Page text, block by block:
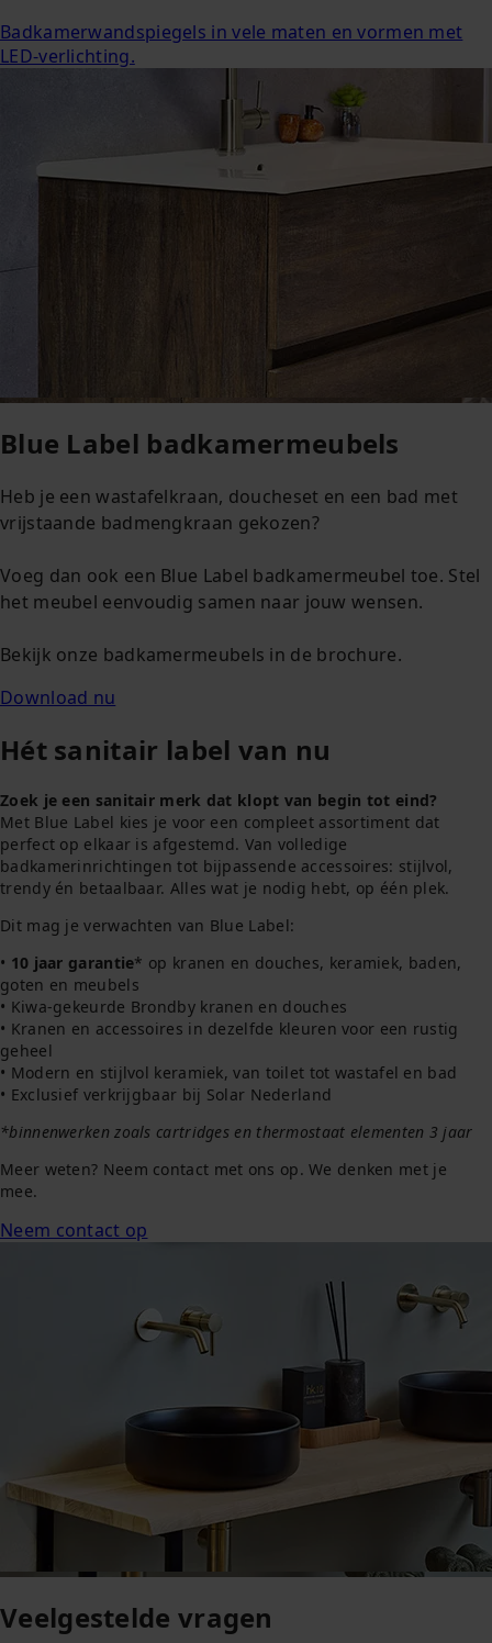
Badkamerwandspiegels in vele maten en vormen met
LED-verlichting.
Blue Label badkamermeubels
Heb je een wastafelkraan, doucheset en een bad met
vrijstaande badmengkraan gekozen?
Voeg dan ook een Blue Label badkamermeubel toe. Stel
het meubel eenvoudig samen naar jouw wensen.
Bekijk onze badkamermeubels in de brochure.
Download nu
Hét sanitair label van nu
Zoek je een sanitair merk dat klopt van begin tot eind?
Met Blue Label kies je voor een compleet assortiment dat
perfect op elkaar is afgestemd. Van volledige
badkamerinrichtingen tot bijpassende accessoires: stijlvol,
trendy én betaalbaar. Alles wat je nodig hebt, op één plek.
Dit mag je verwachten van Blue Label:
• 10 jaar garantie* op kranen en douches, keramiek, baden,
goten en meubels
• Kiwa‑gekeurde Brondby kranen en douches
• Kranen en accessoires in dezelfde kleuren voor een rustig
geheel
• Modern en stijlvol keramiek, van toilet tot wastafel en bad
• Exclusief verkrijgbaar bij Solar Nederland
*binnenwerken zoals cartridges en thermostaat elementen 3 jaar
Meer weten? Neem contact met ons op. We denken met je
mee.
Neem contact op
Veelgestelde vragen